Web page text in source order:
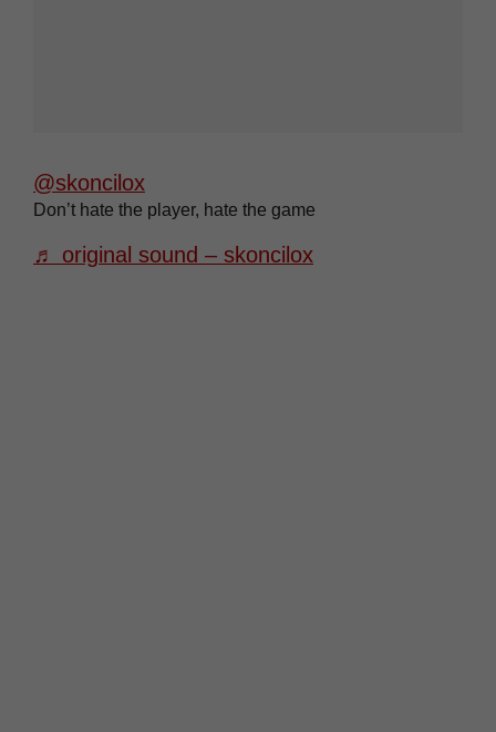
@skoncilox
Don’t hate the player, hate the game
♬ original sound – skoncilox